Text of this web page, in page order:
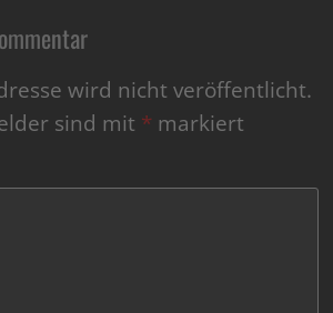
wird nicht veröffentlicht.
sind mit * markiert